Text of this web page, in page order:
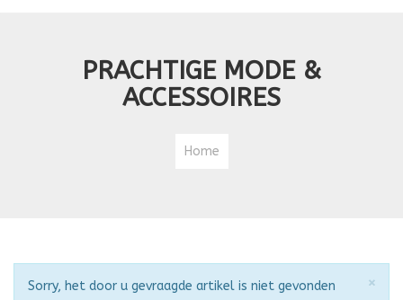
PRACHTIGE MODE &
ACCESSOIRES
Home
×
Attentie
Sorry, het door u gevraagde artikel is niet gevonden